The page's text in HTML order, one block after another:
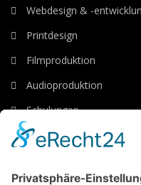
Webdesign & -
Printdesign
Filmproduktion
Audioproduktion
Schulungen
Luftaufnahmen